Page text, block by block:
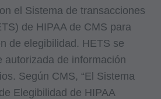
el Sistema de transacciones
de HIPAA de CMS para
de elegibilidad. HETS se
autorizada de información
Según CMS, “El Sistema
Elegibilidad de HIPAA